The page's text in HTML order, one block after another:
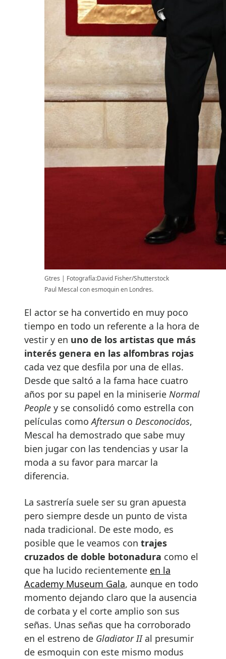
Gtres
Fotografía:David Fisher/Shutterstock
Paul Mescal con esmoquin en Londres.
El actor se ha convertido en muy poco
tiempo en todo un referente a la hora de
vestir y en uno de los artistas que más
interés genera en las alfombras rojas
cada vez que desfila por una de ellas.
Desde que saltó a la fama hace cuatro
años por su papel en la miniserie Normal
People y se consolidó como estrella con
películas comoAftersun o Desconocidos,
Mescal ha demostrado que sabe muy
bien jugar con las tendencias y usar la
moda a su favor para marcar la
diferencia.
La sastrería suele ser su gran apuesta
pero siempre desde un punto de vista
nada tradicional. De este modo, es
posible que le veamos con trajes
cruzados de doble botonadura como el
que ha lucido recientemente en la
Academy Museum Gala, aunque en todo
momento dejando claro que la ausencia
de corbata y el corte amplio son sus
señas. Unas señas que ha corroborado
en el estreno de Gladiator IIal presumir
de esmoquin con este mismo modus